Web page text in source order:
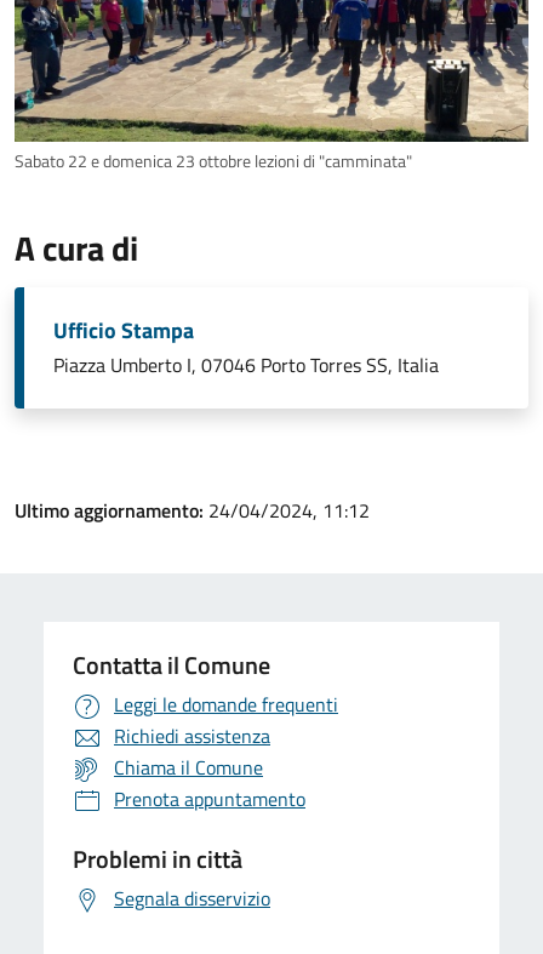
Sabato 22 e domenica 23 ottobre lezioni di "camminata"
A cura di
Ufficio Stampa
Piazza Umberto I, 07046 Porto Torres SS, Italia
Ultimo aggiornamento: 24/04/2024, 11:12
Contatta il Comune
Leggi le domande frequenti
Richiedi assistenza
Chiama il Comune
Prenota appuntamento
Problemi in città
Segnala disservizio